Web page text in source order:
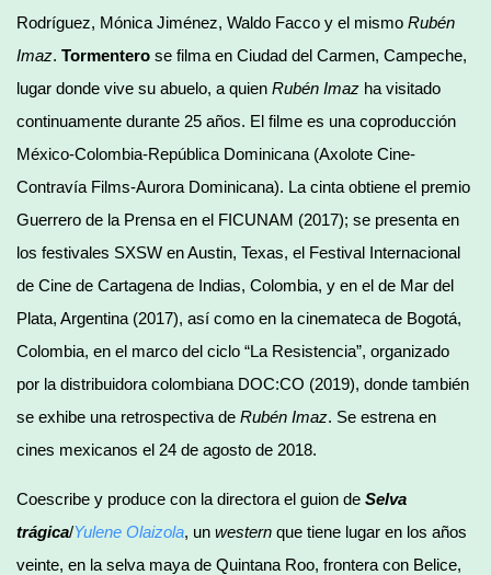
Rodríguez, Mónica Jiménez, Waldo Facco y el mismo Rubén
Imaz. Tormentero se filma en Ciudad del Carmen, Campeche,
lugar donde vive su abuelo, a quien Rubén Imaz ha visitado
continuamente durante 25 años. El filme es una coproducción
México-Colombia-República Dominicana (Axolote Cine-
Contravía Films-Aurora Dominicana). La cinta obtiene el premio
Guerrero de la Prensa en el FICUNAM (2017); se presenta en
los festivales SXSW en Austin, Texas, el Festival Internacional
de Cine de Cartagena de Indias, Colombia, y en el de Mar del
Plata, Argentina (2017), así como en la cinemateca de Bogotá,
Colombia, en el marco del ciclo “La Resistencia”, organizado
por la distribuidora colombiana DOC:CO (2019), donde también
se exhibe una retrospectiva de Rubén Imaz. Se estrena en
cines mexicanos el 24 de agosto de 2018.
Coescribe y produce con la directora el guion de Selva
trágica/Yulene Olaizola, un western que tiene lugar en los años
veinte, en la selva maya de Quintana Roo, frontera con Belice,